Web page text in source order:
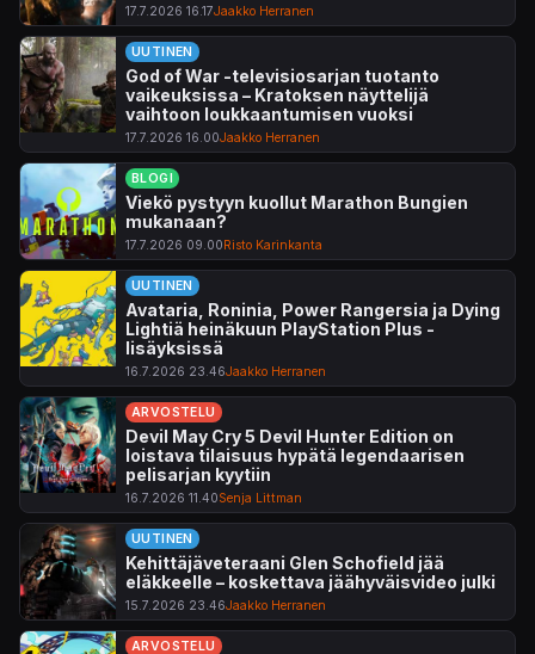
17.7.2026 16.17Jaakko Herranen
UUTINEN
God of War -televisiosarjan tuotanto
vaikeuksissa – Kratoksen näyttelijä
vaihtoon loukkaantumisen vuoksi
17.7.2026 16.00Jaakko Herranen
BLOGI
Viekö pystyyn kuollut Marathon Bungien
mukanaan?
17.7.2026 09.00 Risto Karinkanta
UUTINEN
Avataria, Roninia, Power Rangersia ja Dying
Lightiä heinäkuun PlayStation Plus -
lisäyksissä
16.7.2026 23.46Jaakko Herranen
ARVOSTELU
Devil May Cry 5 Devil Hunter Edition on
loistava tilaisuus hypätä legendaarisen
pelisarjan kyytiin
16.7.2026 11.40Senja Littman
UUTINEN
Kehittäjäveteraani Glen Schofield jää
eläkkeelle – koskettava jäähyväisvideo julki
15.7.2026 23.46Jaakko Herranen
ARVOSTELU